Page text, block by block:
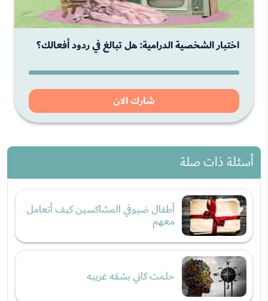
اختبار الشخصية الدرامية: هل تبالغ في ردود أفعالك؟
شارك الان
أسئلة ذات صلة
أطفال ضيوفي المشاكسين كيف أتعامل
معهم
حلمت كاني بشقه غريبه